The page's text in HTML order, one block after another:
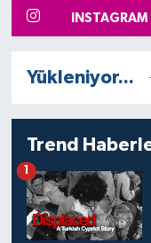
INSTAGRAM
Yükleniyor...
Trend
1